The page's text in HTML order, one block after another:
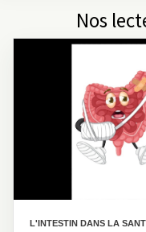
Nos
L'INTESTIN DANS LA